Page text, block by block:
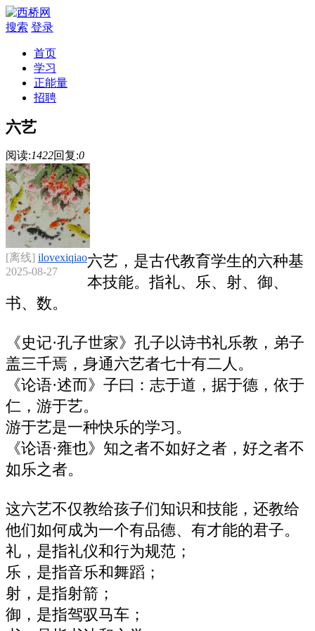
搜索 登录
首页
学习
正能量
招聘
六艺
阅读:1422回复:0
[离线] ilovexiqiao
2025-08-27
六艺，是古代教育学生的六种基
本技能。指礼、乐、射、御、
书、数。
《史记·孔子世家》孔子以诗书礼乐教，弟子
盖三千焉，身通六艺者七十有二人。
《论语·述而》子曰：志于道，据于德，依于
仁，游于艺。
游于艺是一种快乐的学习。
《论语·雍也》知之者不如好之者，好之者不
如乐之者。
这六艺不仅教给孩子们知识和技能，还教给
他们如何成为一个有品德、有才能的君子。
礼，是指礼仪和行为规范；
乐，是指音乐和舞蹈；
射，是指射箭；
御，是指驾驭马车；